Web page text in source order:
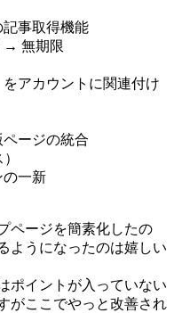
事取得機能
→ 無期限
アカウントに関連付け
ージの統合
の一新
ページを簡素化したの
ようになったのは嬉しい
ポイントが入っていない
がここでやっと改善され